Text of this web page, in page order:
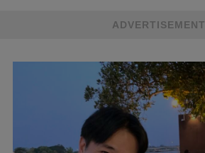
ADVERTISEMENT